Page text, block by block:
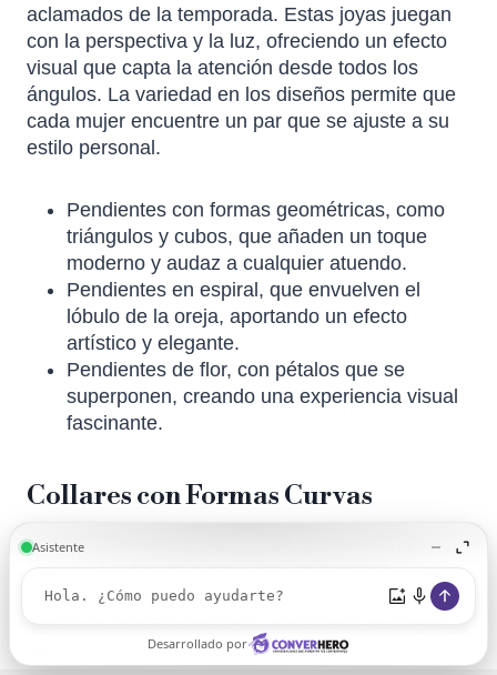
aclamados de la temporada. Estas joyas juegan
con la perspectiva y la luz, ofreciendo un efecto
visual que capta la atención desde todos los
ángulos. La variedad en los diseños permite que
cada mujer encuentre un par que se ajuste a su
estilo personal.
Pendientes con formas geométricas, como
triángulos y cubos, que añaden un toque
moderno y audaz a cualquier atuendo.
Pendientes en espiral, que envuelven el
lóbulo de la oreja, aportando un efecto
artístico y elegante.
Pendientes de flor, con pétalos que se
superponen, creando una experiencia visual
fascinante.
Collares con Formas Curvas
Los collares con formas curvas ofrecen una
Estas piezas están diseñadas para rodear el
de sofisticación a cualquier conjunto.